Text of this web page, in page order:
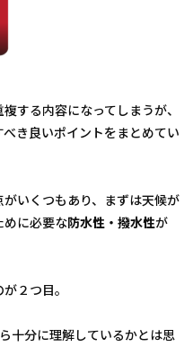
する内容になってしまうが、
き良いポイントをまとめてい
がいくつもあり、まずは天候が
めに必要な防水性・撥水性が
２つ目。
十分に理解しているかとは思